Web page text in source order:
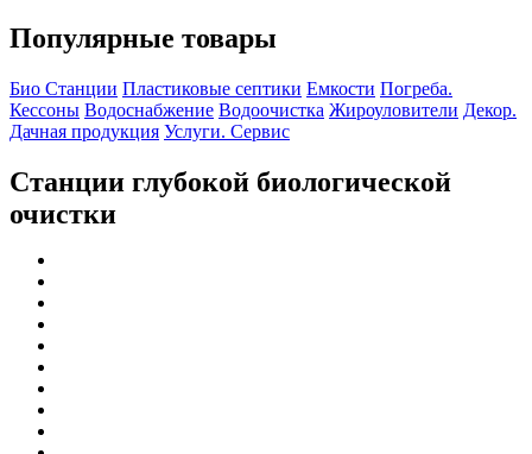
Популярные товары
Био Станции Пластиковые септики Емкости Погреба.
Кессоны Водоснабжение Водоочистка Жироуловители Декор.
Дачная продукция Услуги. Сервис
Станции глубокой биологической
очистки